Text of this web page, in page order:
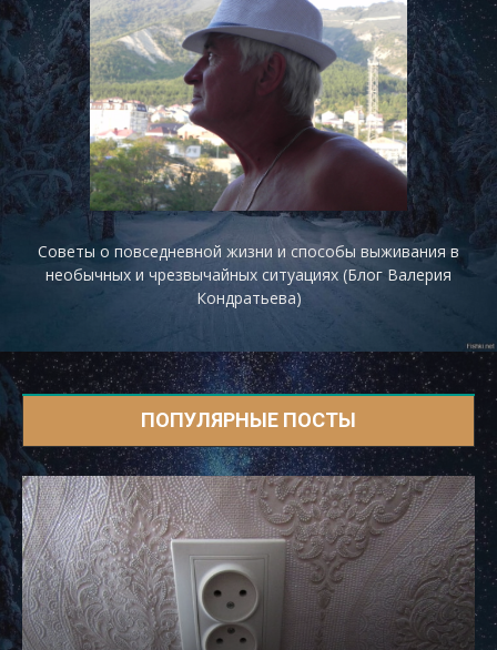
Советы о повседневной жизни и способы выживания в
необычных и чрезвычайных ситуациях (Блог Валерия
Кондратьева)
ПОПУЛЯРНЫЕ ПОСТЫ